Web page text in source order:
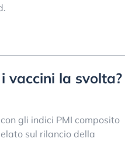
vaccini la svolta?
gli indici PMI composito
sul rilancio della